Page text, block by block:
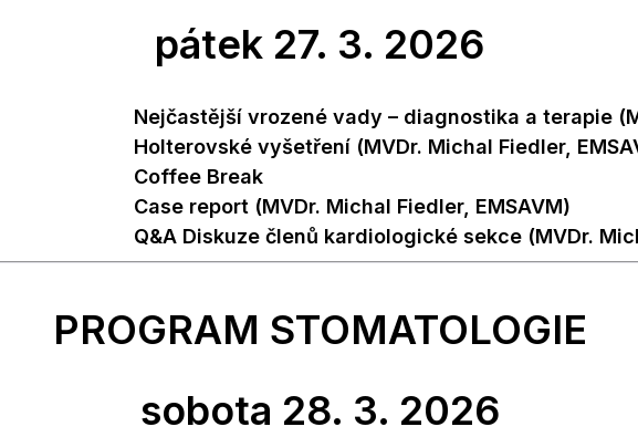
pátek 27. 3. 2026
Nejčastější vrozené vady – diagnostika a terapie
Holterovské vyšetření (MVDr. Michal Fiedler,
Coffee Break
Case report (MVDr. Michal Fiedler, EMSAVM)
Q&A Diskuze členů kardiologické sekce (MVDr.
PROGRAM STOMATOLOGIE
sobota 28. 3. 2026